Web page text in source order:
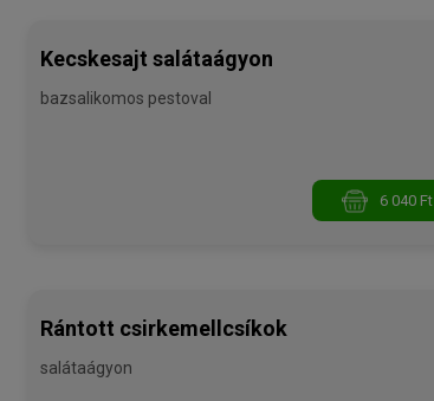
Kecskesajt salátaágyon
bazsalikomos pestoval
6 040 Ft
Rántott csirkemellcsíkok
salátaágyon